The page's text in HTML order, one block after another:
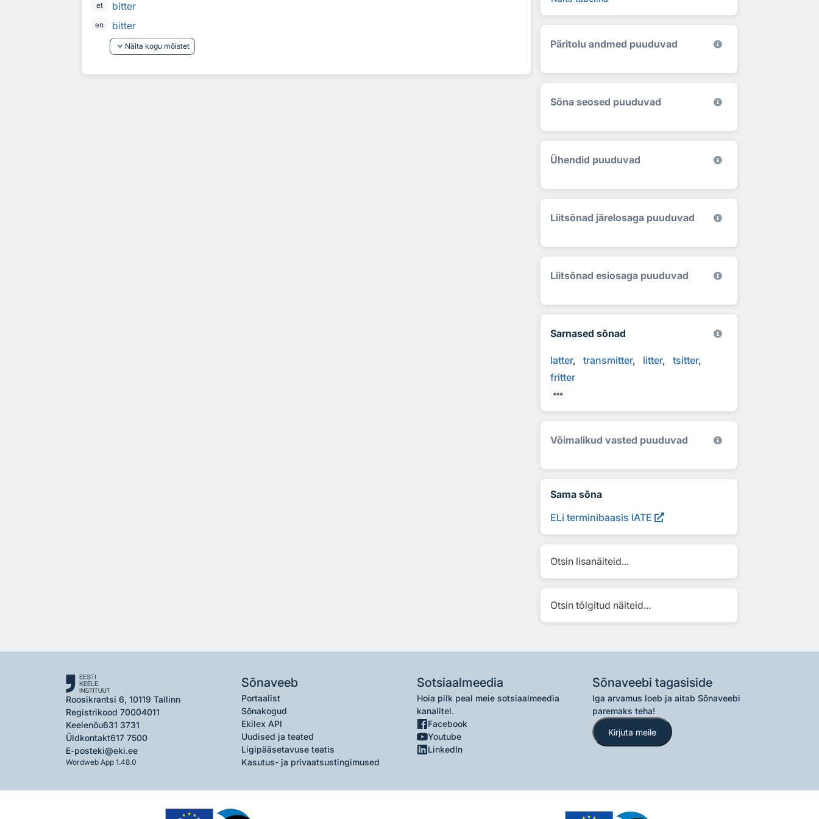
et
bitter
en
bitter
keyboard_arrow_down Näita kogu mõistet Päritolu andmed puuduvad
Sõna seosed puuduvad
Ühendid puuduvad
Liitsõnad järelosaga puuduvad
Liitsõnad esiosaga puuduvad
Sarnased sõnad
latter transmitter litter
tsitter
fritter
Võimalikud vasted puuduvad
Sama sõna
ELi terminibaasis IATE
Otsin lisanäiteid...
Otsin tõlgitud näiteid...
Roosikrantsi 6, 10119 Tallinn
Registrikood 70004011
Keelenõu631 3731
Üldkontakt617 7500
E-posteki@eki.ee
Wordweb App 1.48.0
Sõnaveeb
Portaalist
Sõnakogud
Ekilex API
Uudised ja teated
Ligipääsetavuse teatis
Kasutus- ja privaatsustingimused
Sotsiaalmeedia
Hoia pilk peal meie sotsiaalmeedia
kanalitel.
Facebook
Youtube
LinkedIn
Sõnaveebi tagasiside
Iga arvamus loeb ja aitab Sõnaveebi
paremaks teha!
Kirjuta meile